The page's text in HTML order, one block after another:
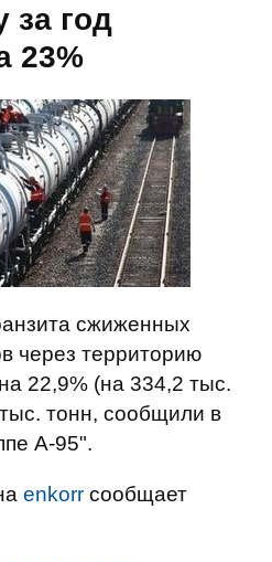
за год
23%
сжиженных
через территорию
22,9% (на 334,2 тыс.
тонн, сообщили в
А-95".
enkorr сообщает